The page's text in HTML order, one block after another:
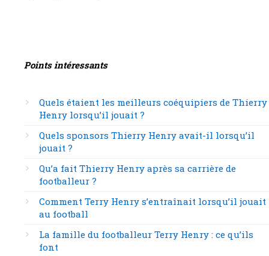
Points intéressants
Quels étaient les meilleurs coéquipiers de Thierry
Henry lorsqu’il jouait ?
Quels sponsors Thierry Henry avait-il lorsqu’il
jouait ?
Qu’a fait Thierry Henry après sa carrière de
footballeur ?
Comment Terry Henry s’entraînait lorsqu’il jouait
au football
La famille du footballeur Terry Henry : ce qu’ils
font